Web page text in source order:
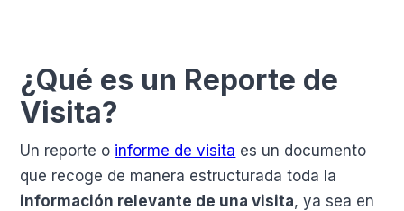
¿Qué es un Reporte de
Visita?
Un reporte o informe de visita es un documento
que recoge de manera estructurada toda la
información relevante de una visita, ya sea en